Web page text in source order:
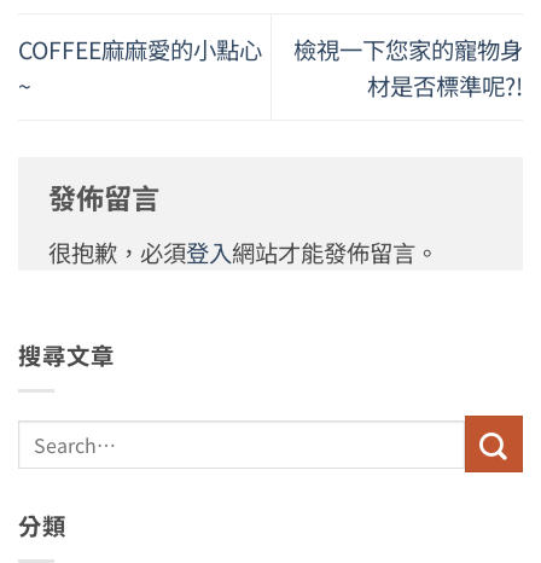
COFFEE麻麻愛的小點心
~
檢視一下您家的寵物身
材是否標準呢?!
發佈留言
很抱歉，必須登入網站才能發佈留言。
搜尋文章
分類